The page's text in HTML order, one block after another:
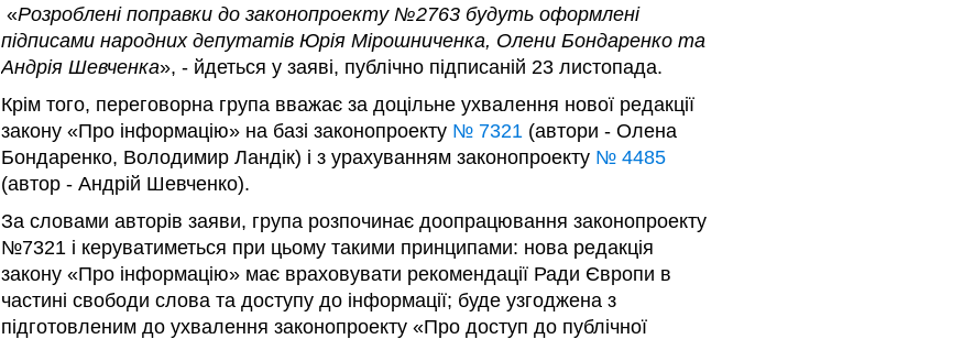
«Розроблені поправки до законопроекту №2763 будуть оформлені
підписами народних депутатів Юрія Мірошниченка, Олени Бондаренко та
Андрія Шевченка», - йдеться у заяві, публічно підписаній 23 листопада.
Крім того, переговорна група вважає за доцільне ухвалення нової редакції
закону «Про інформацію» на базі законопроекту № 7321 (автори - Олена
Бондаренко, Володимир Ландік) і з урахуванням законопроекту № 4485
(автор - Андрій Шевченко).
За словами авторів заяви, група розпочинає доопрацювання законопроекту
№7321 і керуватиметься при цьому такими принципами: нова редакція
закону «Про інформацію» має враховувати рекомендації Ради Європи в
частині свободи слова та доступу до інформації; буде узгоджена з
підготовленим до ухвалення законопроекту «Про доступ до публічної